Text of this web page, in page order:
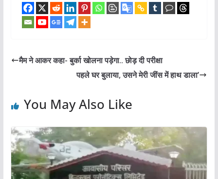
मैम ने आकर कहा- बुर्का खोलना पड़ेगा.. छोड़ दी परीक्षा
पहले घर बुलाया, उसने मेरी जींस में हाथ डाला’
You May Also Like